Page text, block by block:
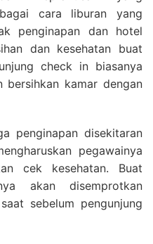
cara liburan yang
penginapan dan hotel
dan kesehatan buat
check in biasanya
bersihkan kamar dengan
penginapan disekitaran
pegawainya
cek kesehatan. Buat
akan disemprotkan
sebelum pengunjung